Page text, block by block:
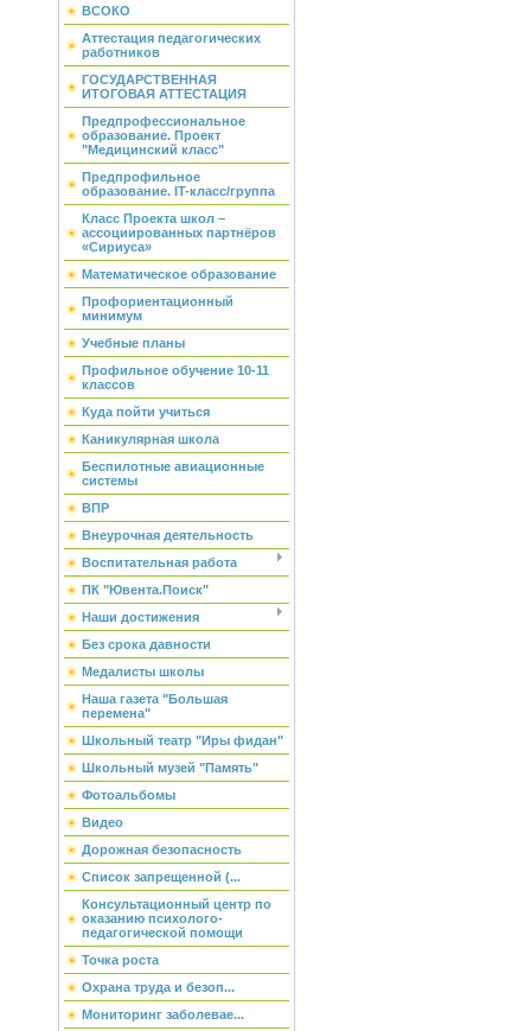
ВСОКО
Аттестация педагогических
работников
ГОСУДАРСТВЕННАЯ
ИТОГОВАЯ АТТЕСТАЦИЯ
Предпрофессиональное
образование. Проект
"Медицинский класс"
Предпрофильное
образование. IT-класс/группа
Класс Проекта школ –
ассоциированных партнёров
«Сириуса»
Математическое образование
Профориентационный
минимум
Учебные планы
Профильное обучение 10-11
классов
Куда пойти учиться
Каникулярная школа
Беспилотные авиационные
системы
ВПР
Внеурочная деятельность
Воспитательная работа
ПК "Ювента.Поиск"
Наши достижения
Без срока давности
Медалисты школы
Наша газета "Большая
перемена"
Школьный театр "Иры фидан"
Школьный музей "Память"
Фотоальбомы
Видео
Дорожная безопасность
Список запрещенной (...
Консультационный центр по
оказанию психолого-
педагогической помощи
Точка роста
Охрана труда и безоп...
Мониторинг заболевае...